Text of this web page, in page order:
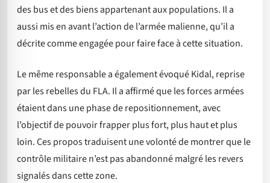
des bus et des biens appartenant aux populations. Il a
aussi mis en avant l’action de l’armée malienne, qu’il a
décrite comme engagée pour faire face à cette situation.
Le même responsable a également évoqué Kidal, reprise
par les rebelles du FLA. Il a affirmé que les forces armées
étaient dans une phase de repositionnement, avec
l’objectif de pouvoir frapper plus fort, plus haut et plus
loin. Ces propos traduisent une volonté de montrer que le
contrôle militaire n’est pas abandonné malgré les revers
signalés dans cette zone.